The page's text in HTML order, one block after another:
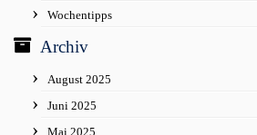
Wochentipps
Archiv
August 2025
Juni 2025
Mai 2025